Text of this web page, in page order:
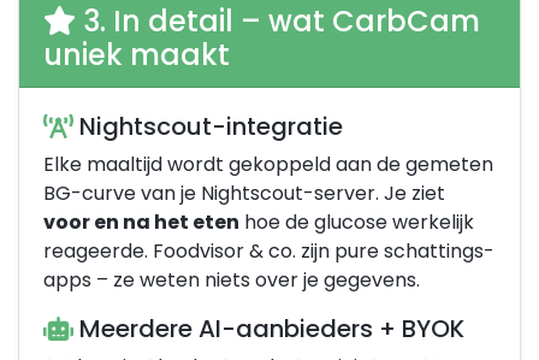
3. In detail – wat CarbCam
uniek maakt
Nightscout-integratie
Elke maaltijd wordt gekoppeld aan de gemeten
BG-curve van je Nightscout-server. Je ziet
voor en na het eten hoe de glucose werkelijk
reageerde. Foodvisor & co. zijn pure schattings-
apps – ze weten niets over je gegevens.
Meerdere AI-aanbieders + BYOK